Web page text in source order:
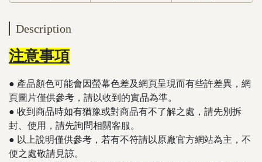
Description
注意事項
● 產品顏色可能會因螢幕色差及網頁呈現而有些許差異，網
頁圖片僅供參考，請以收到的實品為準。
● 收到商品時如有猶豫或對商品有不了解之處，請先別拆
封、使用，請先詢問相關客服。
● 以上說明僅供參考，若有不符請以原廠官方網站為主，不
便之處敬請見諒。